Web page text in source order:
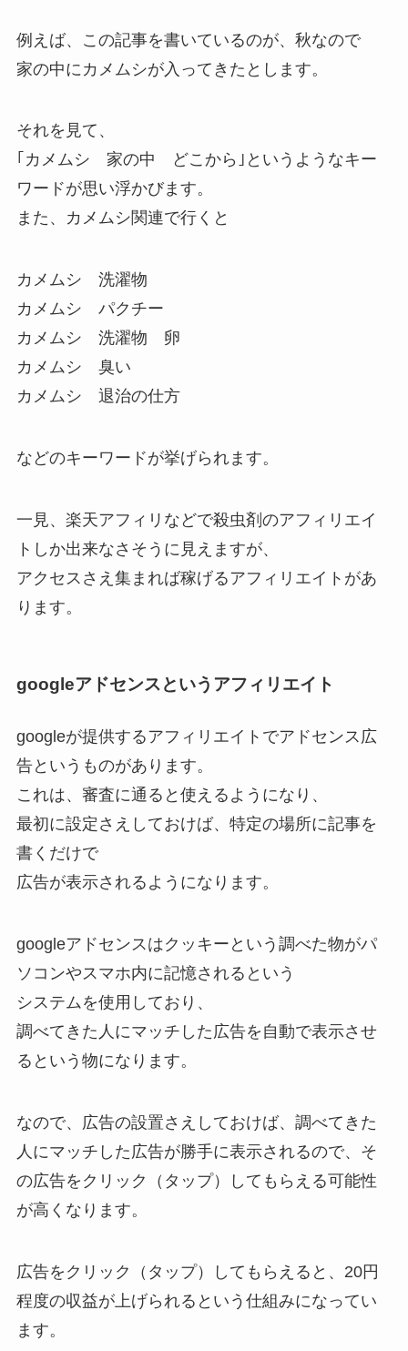
例えば、この記事を書いているのが、秋なので
家の中にカメムシが入ってきたとします。
それを見て、
｢カメムシ 家の中 どこから｣というようなキー
ワードが思い浮かびます。
また、カメムシ関連で行くと
カメムシ 洗濯物
カメムシ パクチー
カメムシ 洗濯物 卵
カメムシ 臭い
カメムシ 退治の仕方
などのキーワードが挙げられます。
一見、楽天アフィリなどで殺虫剤のアフィリエイ
トしか出来なさそうに見えますが、
アクセスさえ集まれば稼げるアフィリエイトがあ
ります。
googleアドセンスというアフィリエイト
googleが提供するアフィリエイトでアドセンス広
告というものがあります。
これは、審査に通ると使えるようになり、
最初に設定さえしておけば、特定の場所に記事を
書くだけで
広告が表示されるようになります。
googleアドセンスはクッキーという調べた物がパ
ソコンやスマホ内に記憶されるという
システムを使用しており、
調べてきた人にマッチした広告を自動で表示させ
る という物になります。
なので、広告の設置さえしておけば、調べてきた
人にマッチした広告が勝手に表示されるので、そ
の広告をクリック（タップ）してもらえる可能性
が高くなります。
広告をクリック（タップ）してもらえると、20円
程度の収益が上げられるという仕組みになってい
ます。